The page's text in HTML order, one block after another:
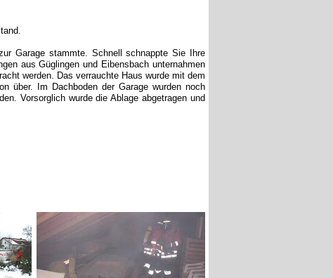
Garage stammte. Schnell schnappte Sie Ihre
aus Güglingen und Eibensbach unternahmen
werden. Das verrauchte Haus wurde mit dem
über. Im Dachboden der Garage wurden noch
Vorsorglich wurde die Ablage abgetragen und